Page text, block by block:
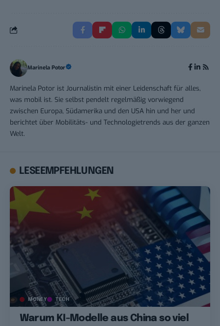
Marinela Potor
Marinela Potor ist Journalistin mit einer Leidenschaft für alles,
was mobil ist. Sie selbst pendelt regelmäßig vorwiegend
zwischen Europa, Südamerika und den USA hin und her und
berichtet über Mobilitäts- und Technologietrends aus der ganzen
Welt.
LESEEMPFEHLUNGEN
MONEY TECH
Warum KI-Modelle aus China so viel